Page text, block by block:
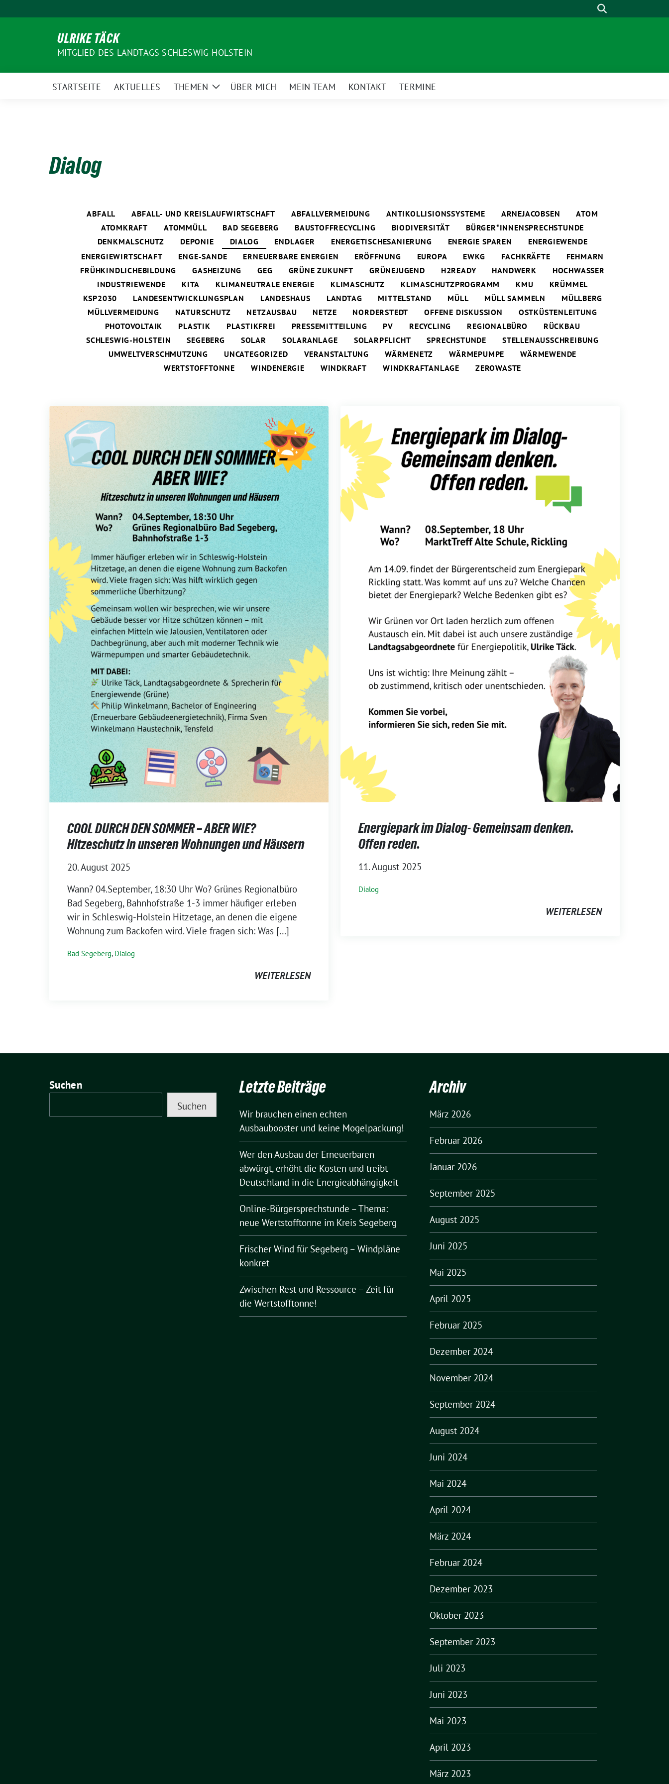
zum
Suche
ULRIKE TÄCK
MITGLIED DES LANDTAGS SCHLESWIG-HOLSTEIN
STARTSEITE AKTUELLES THEMEN
ZeigeÜBER MICH MEIN TEAM KONTAKT TERMINE
Dialog
ABFALL ABFALL- UND KREISLAUFWIRTSCHAFT ABFALLVERMEIDUNG ANTIKOLLISIONSSYSTEME ARNEJACOBSEN
ATOM
ATOMKRAFT
ATOMMÜLL BAD SEGEBERG BAUSTOFFRECYCLING BIODIVERSITÄT
BÜRGER*INNENSPRECHSTUNDE
DENKMALSCHUTZ
DEPONIE DIALOG ENDLAGER ENERGETISCHESANIERUNG ENERGIE SPAREN
ENERGIEWENDE
ENERGIEWIRTSCHAFT
ENGE-SANDE ERNEUERBARE ENERGIEN ERÖFFNUNG EUROPA EWKG FACHKRÄFTE
FEHMARN
FRÜHKINDLICHEBILDUNG
GASHEIZUNG GEG GRÜNE ZUKUNFT GRÜNEJUGEND H2READY HANDWERK
HOCHWASSER
INDUSTRIEWENDE
KITA KLIMANEUTRALE ENERGIE KLIMASCHUTZ KLIMASCHUTZPROGRAMM KMU
KRÜMMEL
KSP2030
LANDESENTWICKLUNGSPLAN LANDESHAUS LANDTAG MITTELSTAND MÜLL MÜLL SAMMELN
MÜLLBERG
MÜLLVERMEIDUNG
NATURSCHUTZ NETZAUSBAU NETZE NORDERSTEDT OFFENE DISKUSSION
OSTKÜSTENLEITUNG
PHOTOVOLTAIK
PLASTIK PLASTIKFREI PRESSEMITTEILUNG PV RECYCLING REGIONALBÜRO
RÜCKBAU
SCHLESWIG-HOLSTEIN
SEGEBERG SOLAR SOLARANLAGE SOLARPFLICHT SPRECHSTUNDE
STELLENAUSSCHREIBUNG
UMWELTVERSCHMUTZUNG
UNCATEGORIZED VERANSTALTUNG WÄRMENETZ WÄRMEPUMPE
WÄRMEWENDE
WERTSTOFFTONNE
WINDENERGIE WINDKRAFT WINDKRAFTANLAGE ZEROWASTE
COOL DURCH DEN SOMMER – ABER WIE?
Hitzeschutz in unseren Wohnungen und Häusern
20. August 2025
Wann? 04.September, 18:30 Uhr Wo? Grünes Regionalbüro
Bad Segeberg, Bahnhofstraße 1-3 immer häufiger erleben
wir in Schleswig-Holstein Hitzetage, an denen die eigene
Wohnung zum Backofen wird. Viele fragen sich: Was […]
Bad Segeberg, Dialog
WEITERLESEN
Energiepark im Dialog- Gemeinsam denken.
Offen reden.
11. August 2025
Dialog
WEITERLESEN
Suchen
Suchen
Letzte Beiträge
Wir brauchen einen echten
Ausbaubooster und keine Mogelpackung!
Wer den Ausbau der Erneuerbaren
abwürgt, erhöht die Kosten und treibt
Deutschland in die Energieabhängigkeit
Online-Bürgersprechstunde – Thema:
neue Wertstofftonne im Kreis Segeberg
Frischer Wind für Segeberg – Windpläne
konkret
Zwischen Rest und Ressource – Zeit für
die Wertstofftonne!
Archiv
März 2026
Februar 2026
Januar 2026
September 2025
August 2025
Juni 2025
Mai 2025
April 2025
Februar 2025
Dezember 2024
November 2024
September 2024
August 2024
Juni 2024
Mai 2024
April 2024
März 2024
Februar 2024
Dezember 2023
Oktober 2023
September 2023
Juli 2023
Juni 2023
Mai 2023
April 2023
März 2023